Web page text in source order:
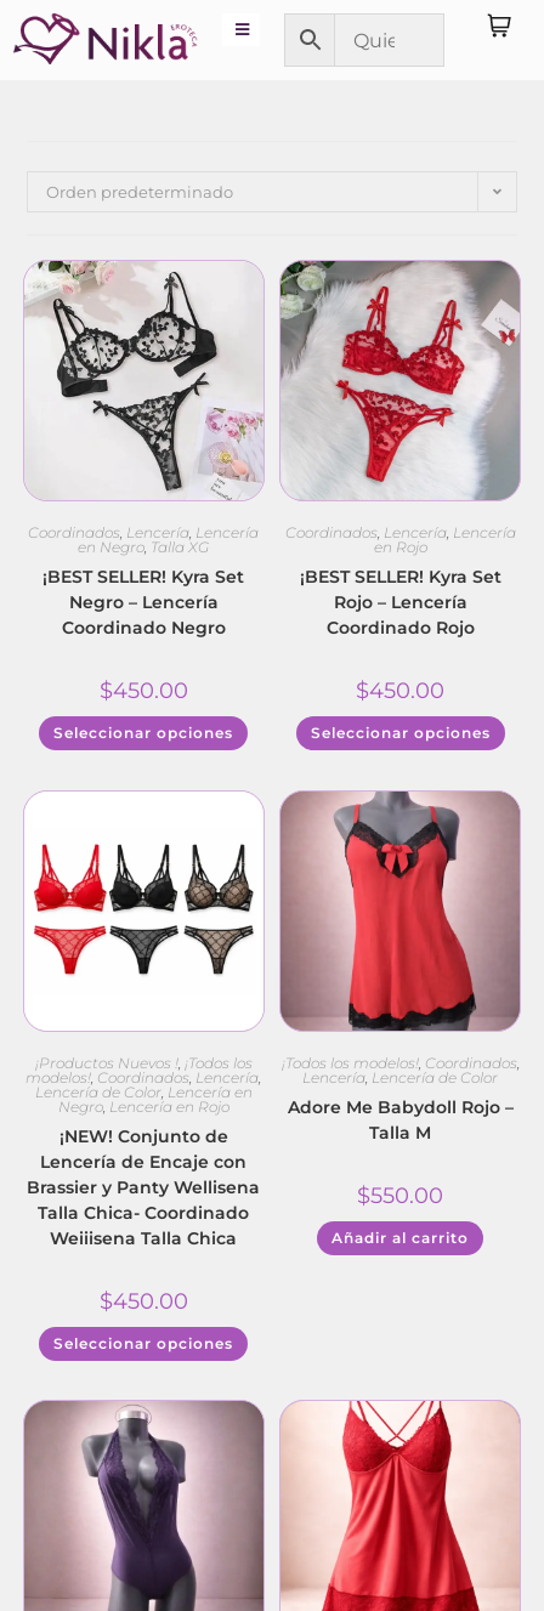
Orden predeterminado
Coordinados, Lencería, Lencería
en Negro, Talla XG
¡BEST SELLER! Kyra Set
Negro – Lencería
Coordinado Negro
$450.00
Seleccionar opciones
Coordinados, Lencería, Lencería
en Rojo
¡BEST SELLER! Kyra Set
Rojo – Lencería
Coordinado Rojo
$450.00
Seleccionar opciones
¡Productos Nuevos !, ¡Todos los
modelos! Coordinados Lencería
Lencería de Color Lencería en
Negro, Lencería en Rojo
¡NEW! Conjunto de
Lencería de Encaje con
Brassier y Panty Wellisena
Talla Chica- Coordinado
Weiiisena Talla Chica
$450.00
Seleccionar opciones
¡Todos los modelos!, Coordinados
Lencería Lencería de Color
Adore Me Babydoll Rojo –
Talla M
$550.00
Añadir al carrito